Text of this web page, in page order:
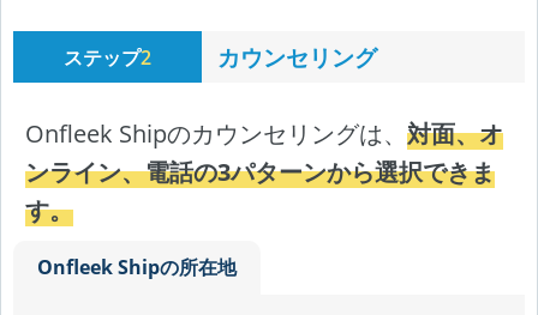
ステップ2 カウンセリング
Onfleek Shipのカウンセリングは、 対面、オ
ンライン、電話の3パターンから選択できま
す。
Onfleek Shipの所在地